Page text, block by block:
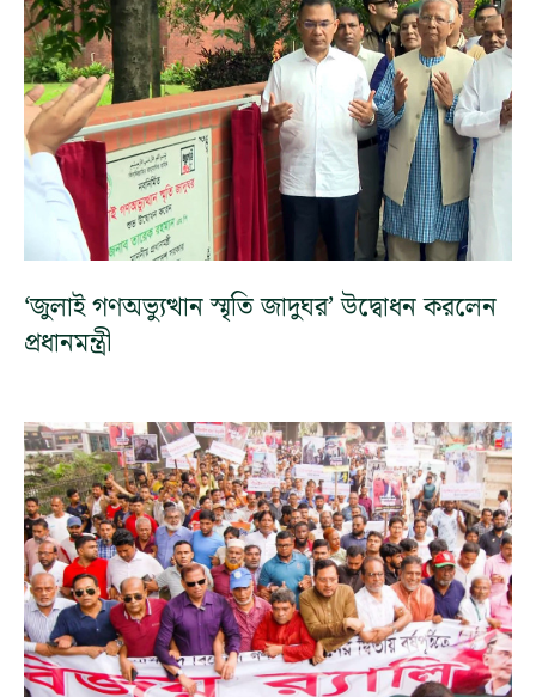
‘জুলাই গণঅভ্যুত্থান স্মৃতি জাদুঘর’ উদ্বোধন করলেন
প্রধানমন্ত্রী